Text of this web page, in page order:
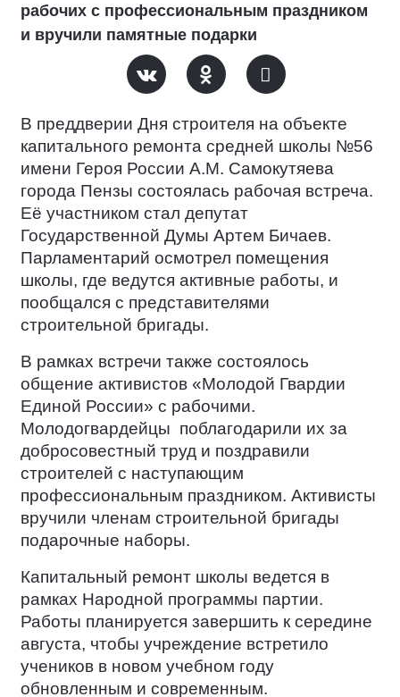
рабочих с профессиональным праздником
и вручили памятные подарки
В преддверии Дня строителя на объекте
капитального ремонта средней школы №56
имени Героя России А.М. Самокутяева
города Пензы состоялась рабочая встреча.
Её участником стал депутат
Государственной Думы Артем Бичаев.
Парламентарий осмотрел помещения
школы, где ведутся активные работы, и
пообщался с представителями
строительной бригады.
В рамках встречи также состоялось
общение активистов «Молодой Гвардии
Единой России» с рабочими.
Молодогвардейцы поблагодарили их за
добросовестный труд и поздравили
строителей с наступающим
профессиональным праздником. Активисты
вручили членам строительной бригады
подарочные наборы.
Капитальный ремонт школы ведется в
рамках Народной программы партии.
Работы планируется завершить к середине
августа, чтобы учреждение встретило
учеников в новом учебном году
обновленным и современным.